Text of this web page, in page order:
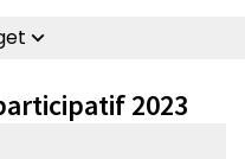
2023